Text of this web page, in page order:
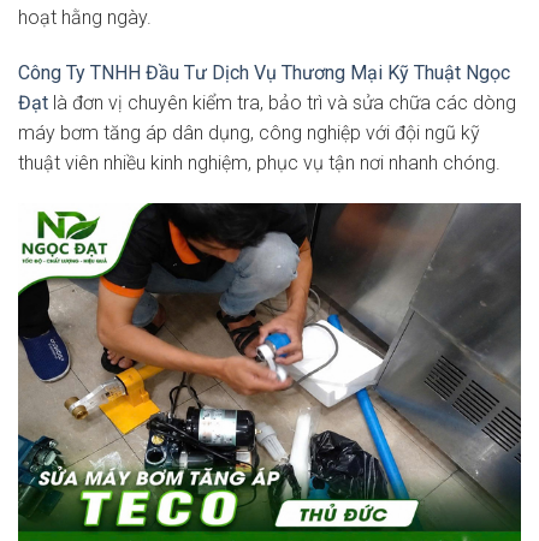
hoạt hằng ngày.
Công Ty TNHH Đầu Tư Dịch Vụ Thương Mại Kỹ Thuật Ngọc
Đạt là đơn vị chuyên kiểm tra, bảo trì và sửa chữa các dòng
máy bơm tăng áp dân dụng, công nghiệp với đội ngũ kỹ
thuật viên nhiều kinh nghiệm, phục vụ tận nơi nhanh chóng.